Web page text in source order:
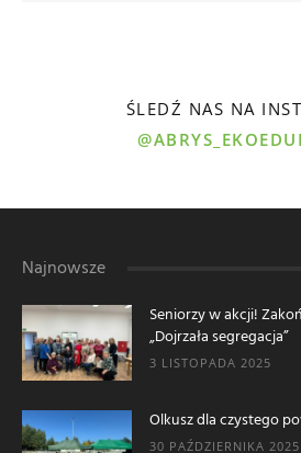
ŚLEDŹ NAS NA
Najnowsze
Seniorzy w akcji!
„Dojrzała segregacja”
3 LISTOPADA 2025
Olkusz dla czystego
30 PAŹDZIERNIKA 2025